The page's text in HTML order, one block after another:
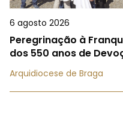
6 agosto 2026
Peregrinação à
dos 550 anos de
Arquidiocese de Braga